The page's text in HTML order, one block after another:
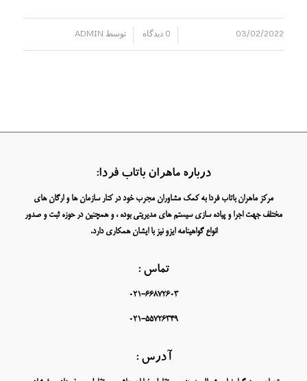
03/02/2022 0 دیدگاه توسط ADMIN
درباره ماهران باتاب فردا:
مرکز ماهران باتاب فردا به کمک مشاوران مجرب خود در کنار سازمان ها و ارگان های
مختلف جهت اجرا و پیاده سازی سیستم های مدیریتی بوده ، و همچنین در حوزه ثبت و صدور
انواع گواهینامه ایزو نیز با ایشان همکاری دارد.
تماس :
021-66872603
021-55726349
آدرس :